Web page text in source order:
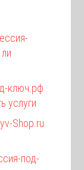
ключ.рф
услуги
Shop.ru
под-